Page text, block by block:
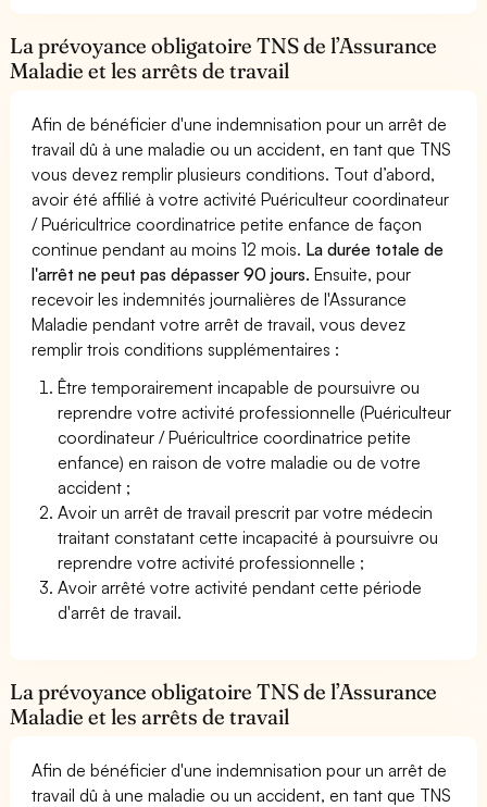
La prévoyance obligatoire TNS de l’Assurance
Maladie et les arrêts de travail
Afin de bénéficier d'une indemnisation pour un arrêt de
travail dû à une maladie ou un accident, en tant que TNS
vous devez remplir plusieurs conditions. Tout d’abord,
avoir été affilié à votre activité Puériculteur coordinateur
/ Puéricultrice coordinatrice petite enfance de façon
continue pendant au moins 12 mois. La durée totale de
l'arrêt ne peut pas dépasser 90 jours. Ensuite, pour
recevoir les indemnités journalières de l'Assurance
Maladie pendant votre arrêt de travail, vous devez
remplir trois conditions supplémentaires :
Être temporairement incapable de poursuivre ou
reprendre votre activité professionnelle (Puériculteur
coordinateur / Puéricultrice coordinatrice petite
enfance) en raison de votre maladie ou de votre
accident ;
Avoir un arrêt de travail prescrit par votre médecin
traitant constatant cette incapacité à poursuivre ou
reprendre votre activité professionnelle ;
Avoir arrêté votre activité pendant cette période
d'arrêt de travail.
La prévoyance obligatoire TNS de l’Assurance
Maladie et les arrêts de travail
Afin de bénéficier d'une indemnisation pour un arrêt de
travail dû à une maladie ou un accident, en tant que TNS